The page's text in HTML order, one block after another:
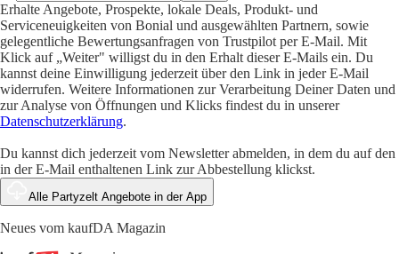
Erhalte Angebote, Prospekte, lokale Deals, Produkt- und
Serviceneuigkeiten von Bonial und ausgewählten Partnern, sowie
gelegentliche Bewertungsanfragen von Trustpilot per E-Mail. Mit
Klick auf „Weiter" willigst du in den Erhalt dieser E-Mails ein. Du
kannst deine Einwilligung jederzeit über den Link in jeder E-Mail
widerrufen. Weitere Informationen zur Verarbeitung Deiner Daten und
zur Analyse von Öffnungen und Klicks findest du in unserer
Datenschutzerklärung.
Du kannst dich jederzeit vom Newsletter abmelden, in dem du auf den
in der E-Mail enthaltenen Link zur Abbestellung klickst.
Alle Partyzelt Angebote in der App
Neues vom kaufDA Magazin